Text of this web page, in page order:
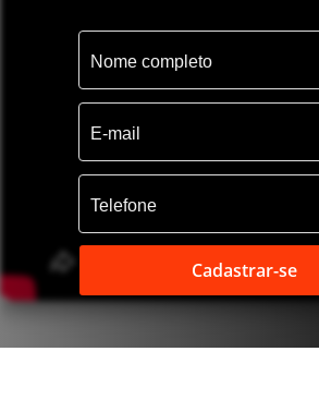
Cadastrar-se